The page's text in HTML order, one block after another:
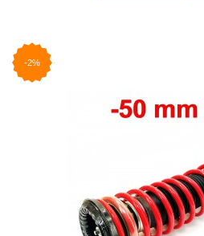
-2%